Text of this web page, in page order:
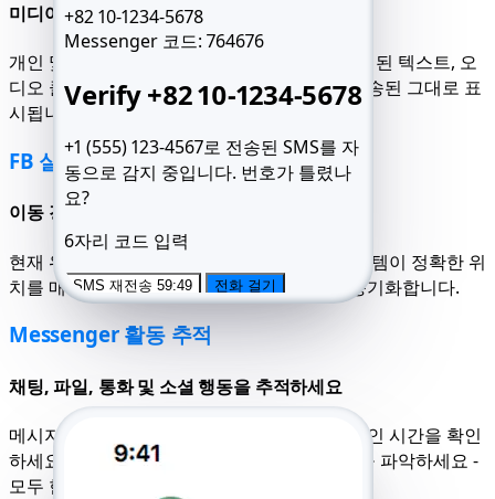
+82 10-1234-5678
Messenger 코드: 764676
Verify +82 10-1234-5678
+1 (555) 123-4567로 전송된 SMS를 자
동으로 감지 중입니다. 번호가 틀렸나
요?
6자리 코드 입력
SMS 재전송 59:49 전화 걸기
미디어, 답장, 파일 포함 모든 채팅 탐색
개인 및 그룹 메시지를 완전히 확인하세요: 삭제된 텍스트, 오
디오 클립, 반응, 공유 링크가 삭제된 후에도 전송된 그대로 표
시됩니다.
FB 실시간 위치 기록
이동 경로 추적 및 실시간 로그인 위치 확인
현재 위치와 최근 경로를 모니터링하세요. 시스템이 정확한 위
치를 매핑하고 실시간으로 추적을 자동으로 동기화합니다.
Messenger 활동 추적
채팅, 파일, 통화 및 소셜 행동을 추적하세요
메시지 통계, 통화 기록, 스토리 업로드 및 온라인 시간을 확인
하세요. 연락처와 기기 전반에 걸친 행동 패턴을 파악하세요 -
모두 한 세션에서 가능합니다.